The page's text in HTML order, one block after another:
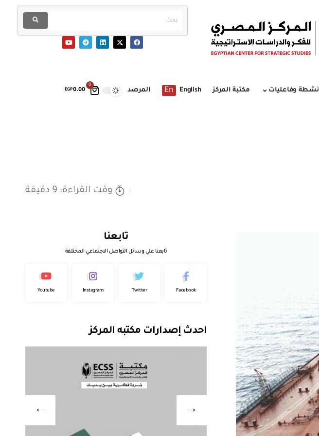
0
EGP0.00 وفاعليات مكتبة المركز English
En المرصد
وقت القراءة: 9 دقيقة
تابعنا
تابعنا علي وسائل التواصل الاجتماعي المختلفة
Facebook
Twitter
Instagram
Youtube
احدث إصدارات مكتبه المركز